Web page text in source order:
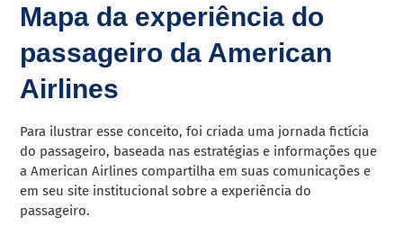
Mapa da experiência do
passageiro da American
Airlines
Para ilustrar esse conceito, foi criada uma jornada fictícia
do passageiro, baseada nas estratégias e informações que
a American Airlines compartilha em suas comunicações e
em seu site institucional sobre a experiência do
passageiro.